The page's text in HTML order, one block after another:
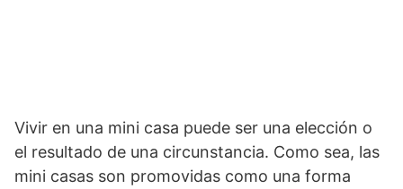
Vivir en una mini casa puede ser una elección o
el resultado de una circunstancia. Como sea, las
mini casas son promovidas como una forma